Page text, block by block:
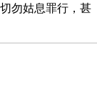
勿姑息罪行，甚